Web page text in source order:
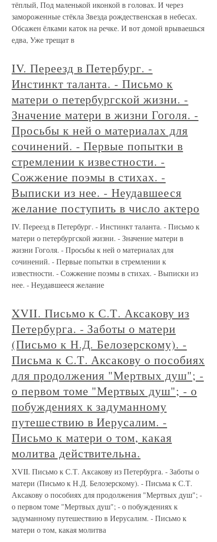
тёплый, Под маленькой иконкой в головах. И через
замороженные стёкла Звезда рождественская в небесах.
Обсажен ёлками каток на речке. И вот домой врываешься
едва, Уже трещат в
IV. Переезд в Петербург. -
Инстинкт таланта. - Письмо к
матери о петербургской жизни. -
Значение матери в жизни Гоголя. -
Просьбы к ней о материалах для
сочинений. - Первые попытки в
стремлении к известности. -
Сожжение поэмы в стихах. -
Выписки из нее. - Неудавшееся
желание поступить в число актеро
IV. Переезд в Петербург. - Инстинкт таланта. - Письмо к
матери о петербургской жизни. - Значение матери в
жизни Гоголя. - Просьбы к ней о материалах для
сочинений. - Первые попытки в стремлении к
известности. - Сожжение поэмы в стихах. - Выписки из
нее. - Неудавшееся желание
XVII. Письмо к С.Т. Аксакову из
Петербурга. - Заботы о матери
(Письмо к Н.Д. Белозерскому). -
Письма к С.Т. Аксакову о пособиях
для продолжения "Мертвых душ"; -
о первом томе "Мертвых душ"; - о
побуждениях к задуманному
путешествию в Иерусалим. -
Письмо к матери о том, какая
молитва действительна.
XVII. Письмо к С.Т. Аксакову из Петербурга. - Заботы о
матери (Письмо к Н.Д. Белозерскому). - Письма к С.Т.
Аксакову о пособиях для продолжения "Мертвых душ"; -
о первом томе "Мертвых душ"; - о побуждениях к
задуманному путешествию в Иерусалим. - Письмо к
матери о том, какая молитва